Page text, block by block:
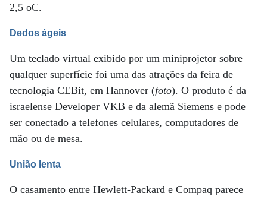
2,5 oC.
Dedos ágeis
Um teclado virtual exibido por um miniprojetor sobre
qualquer superfície foi uma das atrações da feira de
tecnologia CEBit, em Hannover (foto). O produto é da
israelense Developer VKB e da alemã Siemens e pode
ser conectado a telefones celulares, computadores de
mão ou de mesa.
União lenta
O casamento entre Hewlett-Packard e Compaq parece